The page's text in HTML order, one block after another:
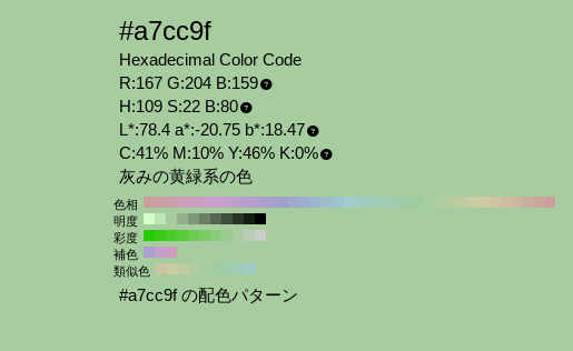
#a7cc9f
Hexadecimal Color Code
R:167 G:204 B:159
H:109 S:22 B:80
L*:78.4 a*:-20.75 b*:18.47
C:41% M:10% Y:46% K:0%
灰みの黄緑系の色
色相
明度
彩度
補色
類似色
#a7cc9f の配色パターン